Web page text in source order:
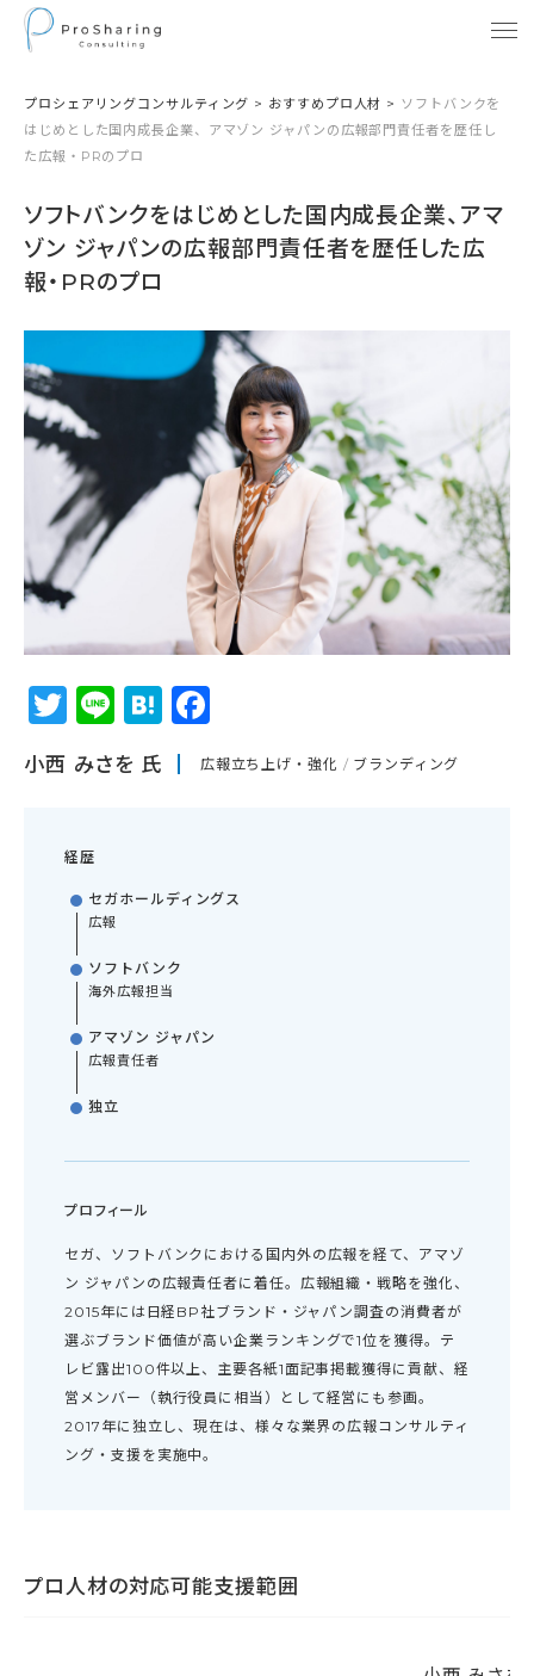
プロシェアリングコンサルティング > おすすめプロ人材 > ソフトバンクを
はじめとした国内成長企業、アマゾン ジャパンの広報部門責任者を歴任し
た広報・PRのプロ
ソフトバンクをはじめとした国内成長企業、アマ
ゾン ジャパンの広報部門責任者を歴任した広
報・PRのプロ
Twitter
LineHatena
小西 みさを 氏 広報立ち上げ・強化 ブランディング
経歴
セガホールディングス
広報
ソフトバンク
海外広報担当
アマゾン ジャパン
広報責任者
独立
プロフィール
セガ、ソフトバンクにおける国内外の広報を経て、アマゾ
ン ジャパンの広報責任者に着任。広報組織・戦略を強化、
2015年には日経BP社ブランド・ジャパン調査の消費者が
選ぶブランド価値が高い企業ランキングで1位を獲得。テ
レビ露出100件以上、主要各紙1面記事掲載獲得に貢献、経
営メンバー（執行役員に相当）として経営にも参画。
2017年に独立し、現在は、様々な業界の広報コンサルティ
ング・支援を実施中。
プロ人材の対応可能支援範囲